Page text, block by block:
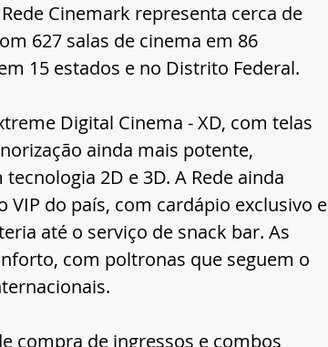
Cinemark representa cerca de
627 salas de cinema em 86
15 estados e no Distrito Federal.
Digital Cinema - XD, com telas
ainda mais potente,
2D e 3D. A Rede ainda
do país, com cardápio exclusivo e
até o serviço de snack bar. As
com poltronas que seguem o
compra de ingressos e combos